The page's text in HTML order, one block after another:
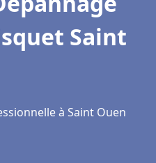
Saint
à Saint Ouen